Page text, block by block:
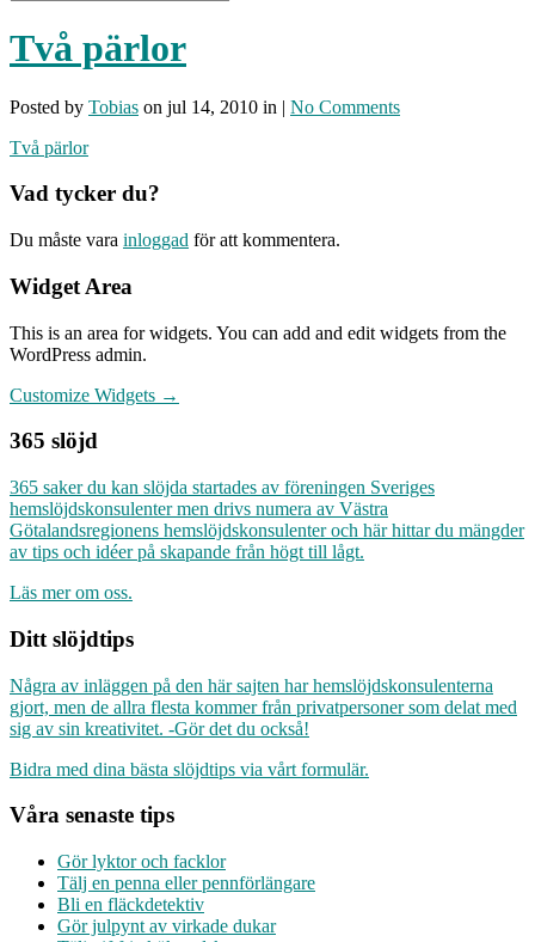
Två pärlor
Posted by Tobias on jul 14, 2010 in | No Comments
Två pärlor
Vad tycker du?
Du måste vara inloggad för att kommentera.
Widget Area
This is an area for widgets. You can add and edit widgets from the
WordPress admin.
Customize Widgets →
365 slöjd
365 saker du kan slöjda startades av föreningen Sveriges
hemslöjdskonsulenter men drivs numera av Västra
Götalandsregionens hemslöjdskonsulenter och här hittar du mängder
av tips och idéer på skapande från högt till lågt.
Läs mer om oss.
Ditt slöjdtips
Några av inläggen på den här sajten har hemslöjdskonsulenterna
gjort, men de allra flesta kommer från privatpersoner som delat med
sig av sin kreativitet. -Gör det du också!
Bidra med dina bästa slöjdtips via vårt formulär.
Våra senaste tips
Gör lyktor och facklor
Tälj en penna eller pennförlängare
Bli en fläckdetektiv
Gör julpynt av virkade dukar